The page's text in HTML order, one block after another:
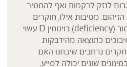
לנזק לרקמות ואף להחמיר
מסיבות אילו, חוקרים
שונים משערים כי מחסור (deficiency) בויטמין D עשוי
כתוצאה מהידבקות
נרחבים שיבחנו האם